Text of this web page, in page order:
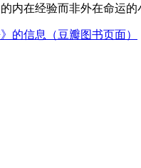
内在经验而非外在命运的
的信息（豆瓣图书页面）